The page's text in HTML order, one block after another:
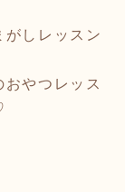
しレッスン
やつレッス